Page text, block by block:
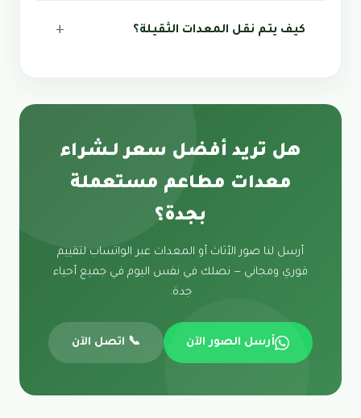
كيف يتم نقل المعدات الثقيلة؟
هل تريد أفضل سعر لـشراء
معدات مطاعم مستعملة
بجدة؟
أرسل لنا صور الأثاث أو المعدات عبر الواتساب لتقييم
فوري ومجاني — نصلك في نفس اليوم في جميع أحياء
جدة.
أرسل الصور الآن 📞 اتصل الآن